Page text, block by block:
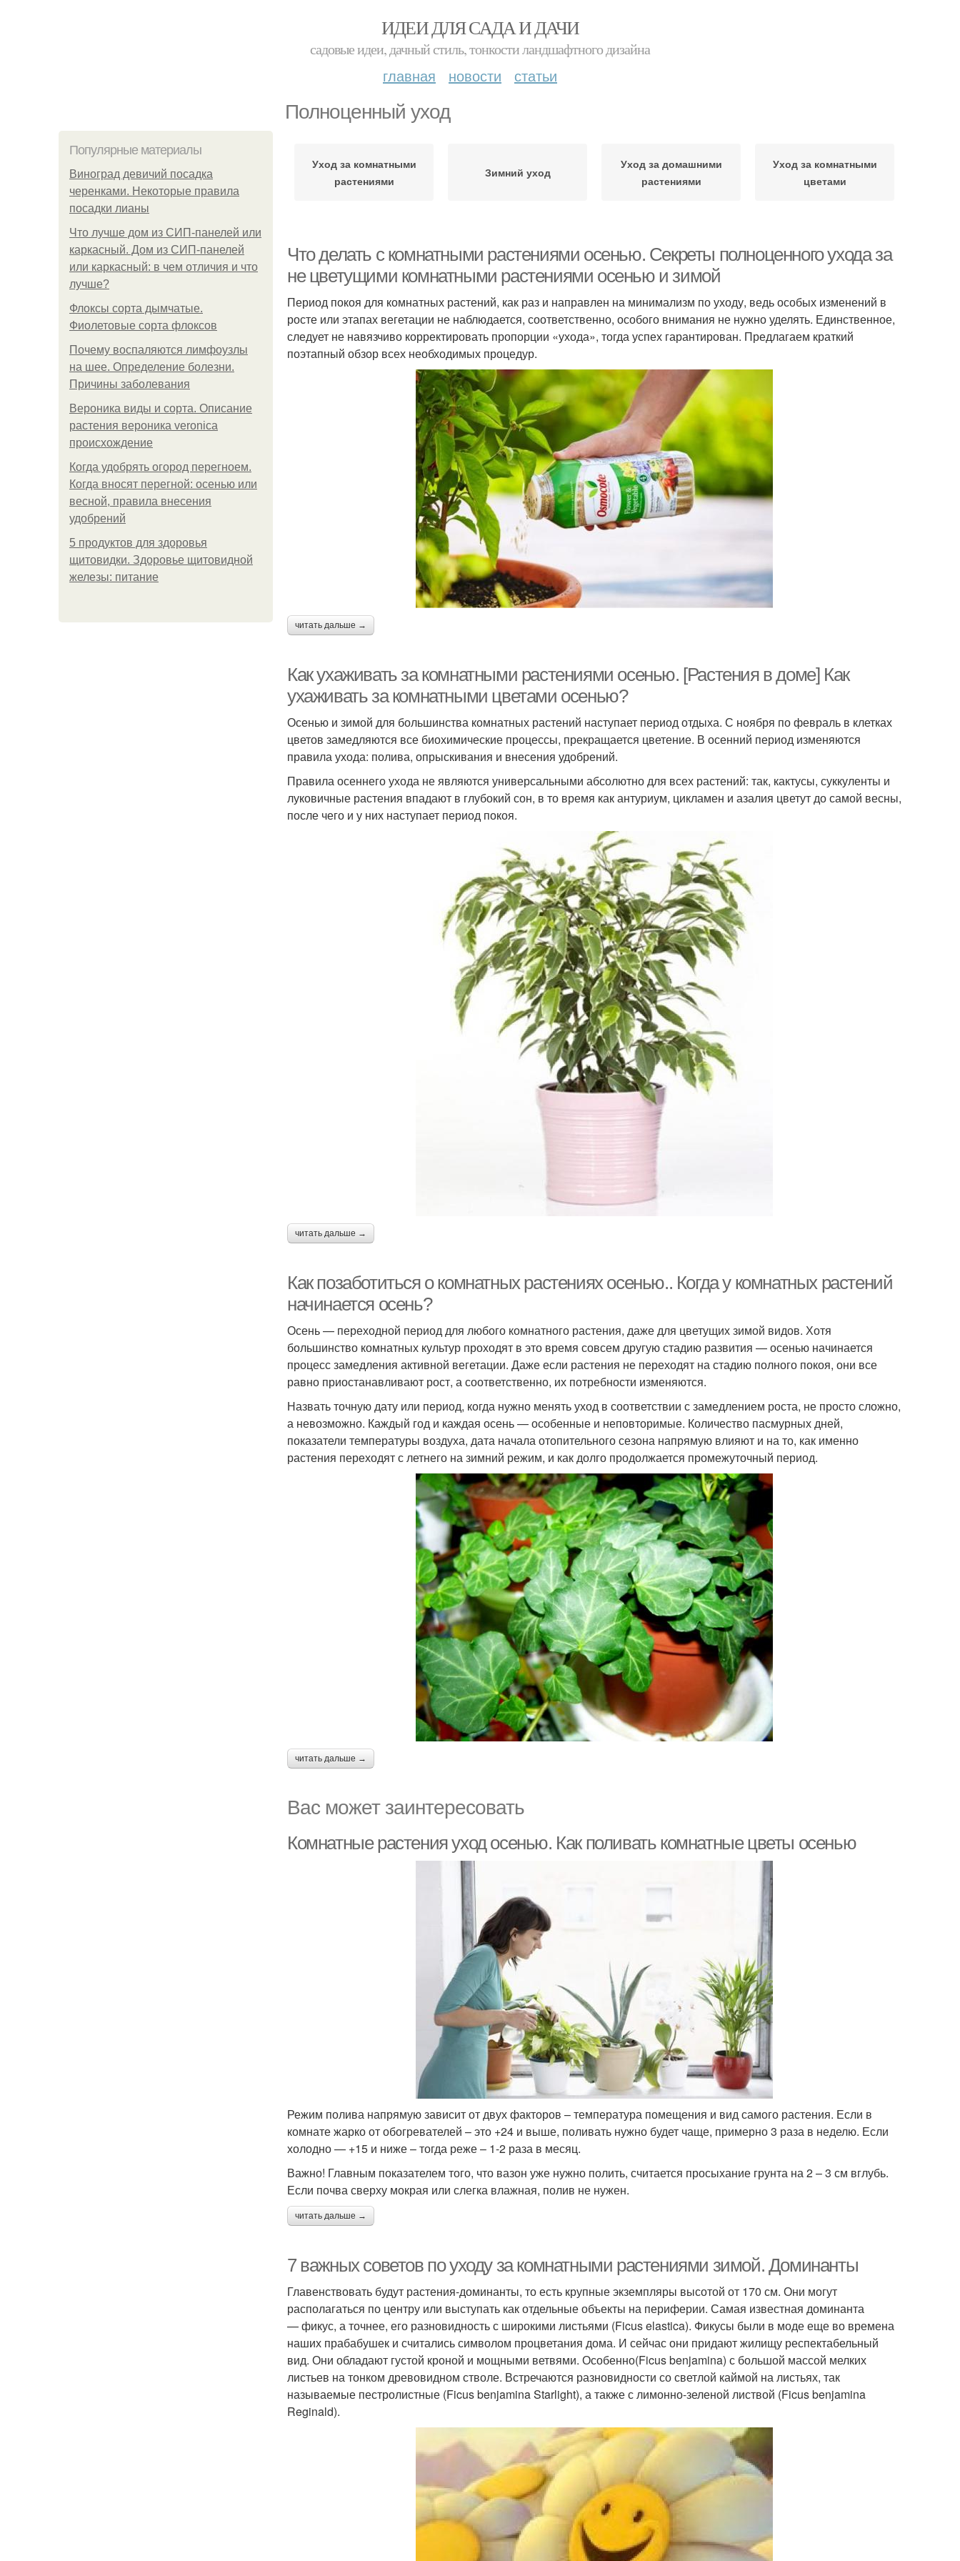
ИДЕИ ДЛЯ САДА И ДАЧИ
садовые идеи, дачный стиль, тонкости ландшафтного дизайна
главная новости статьи
Полноценный уход
Популярные материалы
Виноград девичий посадка
черенками. Некоторые правила
посадки лианы
Что лучше дом из СИП-панелей или
каркасный. Дом из СИП-панелей
или каркасный: в чем отличия и что
лучше?
Флоксы сорта дымчатые.
Фиолетовые сорта флоксов
Почему воспаляются лимфоузлы
на шее. Определение болезни.
Причины заболевания
Вероника виды и сорта. Описание
растения вероника veronica
происхождение
Когда удобрять огород перегноем.
Когда вносят перегной: осенью или
весной, правила внесения
удобрений
5 продуктов для здоровья
щитовидки. Здоровье щитовидной
железы: питание
Уход за комнатными
растениями
Зимний уход
Уход за домашними
растениями
Уход за комнатными
цветами
Что делать с комнатными растениями осенью. Секреты полноценного ухода за
не цветущими комнатными растениями осенью и зимой
Период покоя для комнатных растений, как раз и направлен на минимализм по уходу, ведь особых изменений в
росте или этапах вегетации не наблюдается, соответственно, особого внимания не нужно уделять. Единственное,
следует не навязчиво корректировать пропорции «ухода», тогда успех гарантирован. Предлагаем краткий
поэтапный обзор всех необходимых процедур.
читать дальше →
Как ухаживать за комнатными растениями осенью. [Растения в доме] Как
ухаживать за комнатными цветами осенью?
Осенью и зимой для большинства комнатных растений наступает период отдыха. С ноября по февраль в клетках
цветов замедляются все биохимические процессы, прекращается цветение. В осенний период изменяются
правила ухода: полива, опрыскивания и внесения удобрений.
Правила осеннего ухода не являются универсальными абсолютно для всех растений: так, кактусы, суккуленты и
луковичные растения впадают в глубокий сон, в то время как антуриум, цикламен и азалия цветут до самой весны,
после чего и у них наступает период покоя.
читать дальше →
Как позаботиться о комнатных растениях осенью.. Когда у комнатных растений
начинается осень?
Осень — переходной период для любого комнатного растения, даже для цветущих зимой видов. Хотя
большинство комнатных культур проходят в это время совсем другую стадию развития — осенью начинается
процесс замедления активной вегетации. Даже если растения не переходят на стадию полного покоя, они все
равно приостанавливают рост, а соответственно, их потребности изменяются.
Назвать точную дату или период, когда нужно менять уход в соответствии с замедлением роста, не просто сложно,
а невозможно. Каждый год и каждая осень — особенные и неповторимые. Количество пасмурных дней,
показатели температуры воздуха, дата начала отопительного сезона напрямую влияют и на то, как именно
растения переходят с летнего на зимний режим, и как долго продолжается промежуточный период.
читать дальше →
Вас может заинтересовать
Комнатные растения уход осенью. Как поливать комнатные цветы осенью
Режим полива напрямую зависит от двух факторов – температура помещения и вид самого растения. Если в
комнате жарко от обогревателей – это +24 и выше, поливать нужно будет чаще, примерно 3 раза в неделю. Если
холодно — +15 и ниже – тогда реже – 1-2 раза в месяц.
Важно! Главным показателем того, что вазон уже нужно полить, считается просыхание грунта на 2 – 3 см вглубь.
Если почва сверху мокрая или слегка влажная, полив не нужен.
читать дальше →
7 важных советов по уходу за комнатными растениями зимой. Доминанты
Главенствовать будут растения-доминанты, то есть крупные экземпляры высотой от 170 см. Они могут
располагаться по центру или выступать как отдельные объекты на периферии. Самая известная доминанта
— фикус, а точнее, его разновидность с широкими листьями (Ficus elastica). Фикусы были в моде еще во времена
наших прабабушек и считались символом процветания дома. И сейчас они придают жилищу респектабельный
вид. Они обладают густой кроной и мощными ветвями. Особенно(Ficus benjamina) с большой массой мелких
листьев на тонком древовидном стволе. Встречаются разновидности со светлой каймой на листьях, так
называемые пестролистные (Ficus benjamina Starlight), а также с лимонно-зеленой листвой (Ficus benjamina
Reginald).